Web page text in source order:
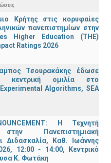
Κρήτης στις κορυφαίες
πανεπιστημίων στην
Higher Education (ΤΗΕ)
Ratings 2026
Τσουρακάκης έδωσε
κεντρική ομιλία στο
Algorithms, SEA
Η Τεχνητή
Πανεπιστημιακή
Διδασκαλία, Καθ. Ιωάννης
12:00 - 14:00, Κεντρικό
Κ. Φωτάκη